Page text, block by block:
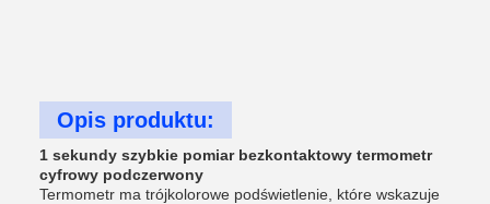
Opis produktu:
1 sekundy szybkie pomiar bezkontaktowy termometr
cyfrowy podczerwony
Termometr ma trójkolorowe podświetlenie, które wskazuje